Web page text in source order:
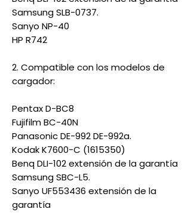
Samsung SLB-0737.
Sanyo NP-40
HP R742
2. Compatible con los modelos de
cargador:
Pentax D-BC8
Fujifilm BC-40N
Panasonic DE-992 DE-992a.
Kodak K7600-C (1615350)
Benq DLI-102 extensión de la garantía
Samsung SBC-L5.
Sanyo UF553436 extensión de la
garantía